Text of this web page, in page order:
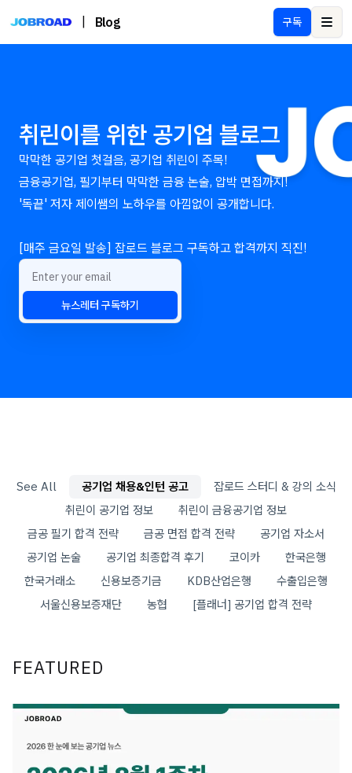
Blog 구독
취린이를 위한 공기업 블로그
막막한 공기업 첫걸음, 공기업 취린이 주목!
금융공기업, 필기부터 막막한 금융 논술, 압박 면접까지!
'독끝' 저자 제이쌤의 노하우를 아낌없이 공개합니다.
[매주 금요일 발송] 잡로드 블로그 구독하고 합격까지 직진!
뉴스레터 구독하기
See All 공기업 채용&인턴 공고
잡로드 스터디 & 강의 소식
취린이 공기업 정보
취린이 금융공기업 정보
금공 필기 합격 전략
금공 면접 합격 전략
공기업 자소서
공기업 논술
공기업 최종합격 후기 코이카
한국은행
한국거래소
신용보증기금 KDB산업은행
수출입은행
서울신용보증재단
농협 [플래너] 공기업 합격 전략
FEATURED